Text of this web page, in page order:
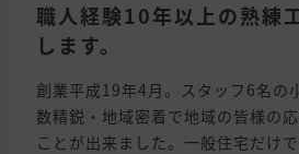
職人経験10年以上の熟練
します。
創業平成19年4月。スタッフ6名の
数精鋭・地域密着で地域の皆様の
ことが出来ました。一般住宅だけ